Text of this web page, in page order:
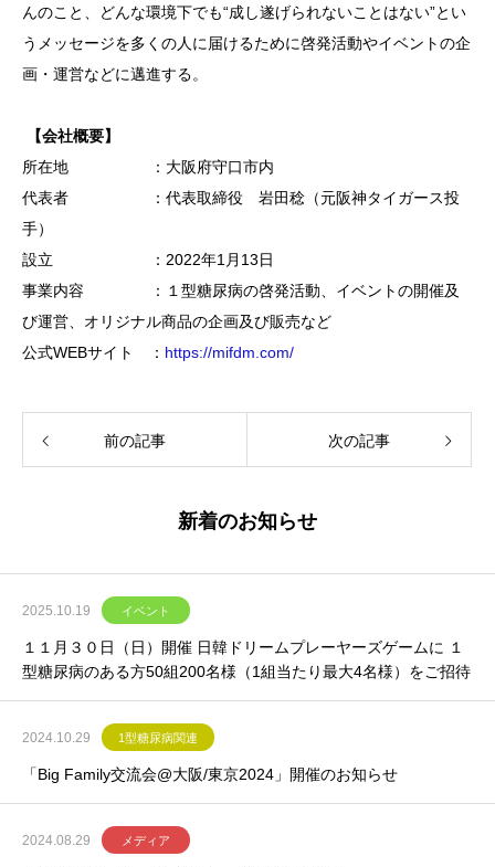
んのこと、どんな環境下でも“成し遂げられないことはない”とい
うメッセージを多くの人に届けるために啓発活動やイベントの企
画・運営などに邁進する。
【会社概要】
所在地 ：大阪府守口市内
代表者 ：代表取締役 岩田稔（元阪神タイガース投
手）
設立 ：2022年1月13日
事業内容 ：１型糖尿病の啓発活動、イベントの開催及
び運営、オリジナル商品の企画及び販売など
公式WEBサイト ： https://mifdm.com/
前の記事 次の記事
新着のお知らせ
2025.10.19 イベント
１１月３０日（日）開催 日韓ドリームプレーヤーズゲームに １
型糖尿病のある方50組200名様（1組当たり最大4名様）をご招待
2024.10.29 1型糖尿病関連
「Big Family交流会@大阪/東京2024」開催のお知らせ
2024.08.29 メディア